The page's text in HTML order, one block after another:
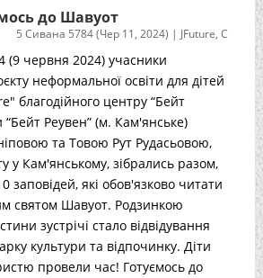
до Шавуот
5 Сивана 5784 (Чер 11, 2024) | JFuture,С
(9 червня 2024) учасники
неформальної освіти для дітей
благодійного центру “Бейт
“Бейт Реувен” (м. Кам'янське)
та Товою Рут Рудасьовою,
у Кам'янському, зібрались разом,
заповідей, які обов'язково читати
святом Шавуот. Родзинкою
зустрічі стало відвідування
культури та відпочинку. Діти
провели час! Готуємось до